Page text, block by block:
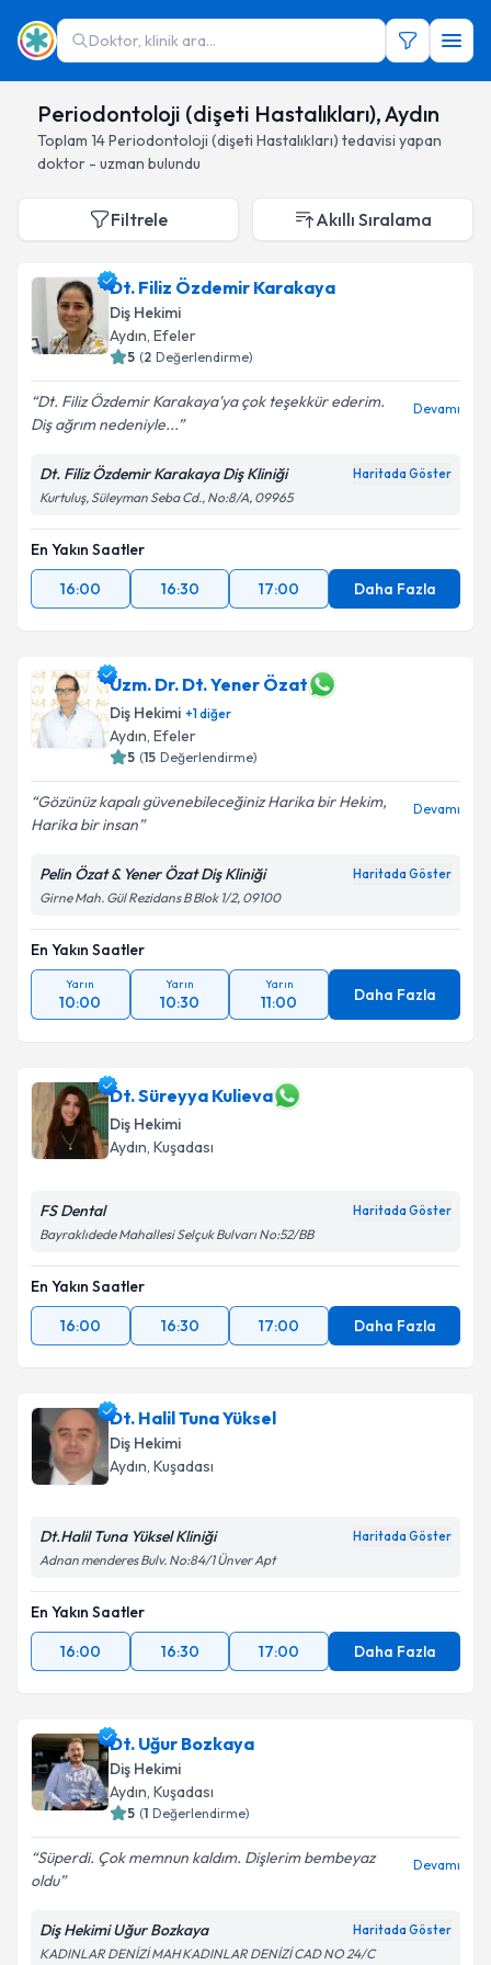
Doktor, klinik ara...
Periodontoloji (dişeti Hastalıkları), Aydın
Toplam 14Periodontoloji (dişeti Hastalıkları) tedavisi yapan
doktor - uzman bulundu
Filtrele Akıllı Sıralama
Dt. Filiz Özdemir Karakaya
Diş Hekimi
Aydın, Efeler
5 (2 Değerlendirme)
Dt. Filiz Özdemir Karakaya'ya çok teşekkür ederim.
Diş ağrım nedeniyle...
Devamı
Dt. Filiz Özdemir Karakaya Diş Kliniği Haritada Göster
Kurtuluş, Süleyman Seba Cd., No:8/A, 09965
En Yakın Saatler
16:00
16:30 17:00 Daha Fazla
Uzm. Dr. Dt. Yener Özat
Diş Hekimi +1diğer
Aydın, Efeler
5 (15 Değerlendirme)
Gözünüz kapalı güvenebileceğiniz Harika bir Hekim,
Harika bir insan
Devamı
Pelin Özat & Yener Özat Diş Kliniği Haritada Göster
Girne Mah. Gül Rezidans B Blok 1/2, 09100
En Yakın Saatler
Yarın
10:00
Yarın
10:30
Yarın
11:00 Daha Fazla
Dt. Süreyya Kulieva
Diş Hekimi
Aydın, Kuşadası
FS Dental Haritada Göster
Bayraklıdede Mahallesi Selçuk Bulvarı No:52/BB
En Yakın Saatler
16:00
16:30 17:00 Daha Fazla
Dt. Halil Tuna Yüksel
Diş Hekimi
Aydın, Kuşadası
Dt.Halil Tuna Yüksel Kliniği Haritada Göster
Adnan menderes Bulv. No:84/1 Ünver Apt
En Yakın Saatler
16:00
16:30 17:00 Daha Fazla
Dt. Uğur Bozkaya
Diş Hekimi
Aydın, Kuşadası
5 (1 Değerlendirme)
Süperdi. Çok memnun kaldım. Dişlerim bembeyaz
oldu
Devamı
Diş Hekimi Uğur Bozkaya Haritada Göster
KADINLAR DENİZİ MAH KADINLAR DENİZİ CAD NO 24/C